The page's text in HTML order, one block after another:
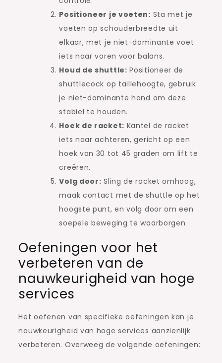
Positioneer je voeten: Sta met je
voeten op schouderbreedte uit
elkaar, met je niet-dominante voet
iets naar voren voor balans.
Houd de shuttle: Positioneer de
shuttlecock op taillehoogte, gebruik
je niet-dominante hand om deze
stabiel te houden.
Hoek de racket: Kantel de racket
iets naar achteren, gericht op een
hoek van 30 tot 45 graden om lift te
creëren.
Volg door: Sling de racket omhoog,
maak contact met de shuttle op het
hoogste punt, en volg door om een
soepele beweging te waarborgen.
Oefeningen voor het
verbeteren van de
nauwkeurigheid van hoge
services
Het oefenen van specifieke oefeningen kan je
nauwkeurigheid van hoge services aanzienlijk
verbeteren. Overweeg de volgende oefeningen: